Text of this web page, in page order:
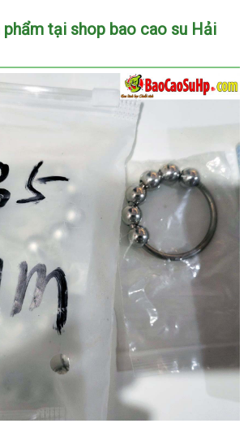
tại shop bao cao su Hải